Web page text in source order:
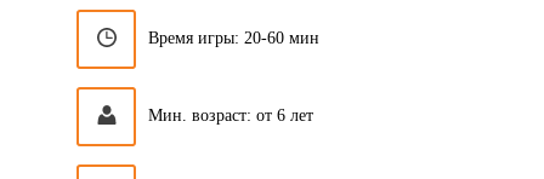
Время игры: 20-60 мин
Мин. возраст: от 6 лет